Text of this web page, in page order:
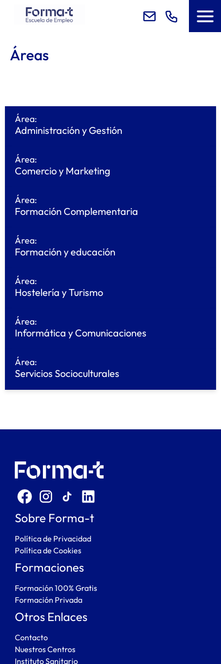
Áreas
Área:
Administración y Gestión
Área:
Comercio y Marketing
Área:
Formación Complementaria
Área:
Formación y educación
Área:
Hostelería y Turismo
Área:
Informática y Comunicaciones
Área:
Servicios Socioculturales
Sobre Forma-t
Política de Privacidad
Política de Cookies
Formaciones
Formación 100% Gratis
Formación Privada
Otros Enlaces
Contacto
Nuestros Centros
Instituto Sanitario